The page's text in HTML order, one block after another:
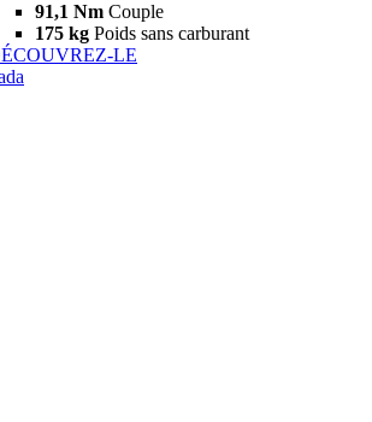
91,1 Nm Couple
175 kg Poids sans carburant
LE